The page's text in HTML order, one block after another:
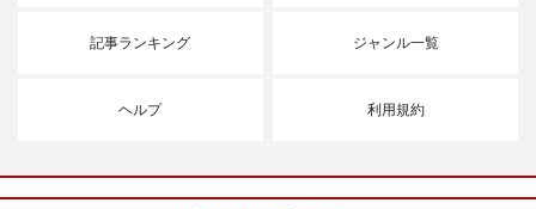
記事ランキング ジャンル一覧
ヘルプ 利用規約